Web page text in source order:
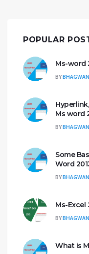
POPULAR
Ms-word
BY
Ms word
BY
Some
Word
BY
Ms-Excel
BY
What is